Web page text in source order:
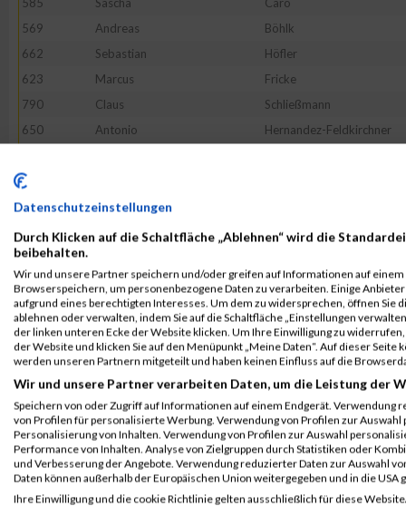
569
Andreas Böhlk
662
Sebastian Höfler
623
Marcus Fricke
790
Claus Schließmann
650
Antonio Hernandez-Feldkirchner
568
571
Siegbert
665
Martin Huber
767
51849
Andreas Fleckenstein
771
Jan Stade
637
Markus Gross
758
Oguzhan Galitekin
626
Dominic Trebes
806
Sylvia Schwendner
761
Dario Pranteda
817
Lisa Lerzer
690
Peter Kraus
Datenschutzeinstellungen
Durch Klicken auf die Schaltfläche „Ablehnen“ wird die
beibehalten.
Wir und unsere Partner speichern und/oder greifen auf Informationen auf einem
Browserspeichern, um personenbezogene Daten zu verarbeiten. Einige
aufgrund eines berechtigten Interesses. Um dem zu widersprechen, öffnen Sie
ablehnen oder verwalten, indem Sie auf die Schaltfläche „Einstellungen
der linken unteren Ecke der Website klicken. Um Ihre Einwilligung zu
der Website und klicken Sie auf den Menüpunkt „Meine Daten“. Auf dieser
werden unseren Partnern mitgeteilt und haben keinen Einfluss auf die
Wir und unsere Partner verarbeiten Daten, um die Leistung der
Speichern von oder Zugriff auf Informationen auf einem Endgerät. Verwendung
von Profilen für personalisierte Werbung. Verwendung von Profilen zur
Personalisierung von Inhalten. Verwendung von Profilen zur Auswahl
Performance von Inhalten. Analyse von Zielgruppen durch Statistiken oder
und Verbesserung der Angebote. Verwendung reduzierter Daten zur Auswahl
Daten können außerhalb der Europäischen Union weitergegeben und in die USA
Ihre Einwilligung und die cookie Richtlinie gelten ausschließlich für diese